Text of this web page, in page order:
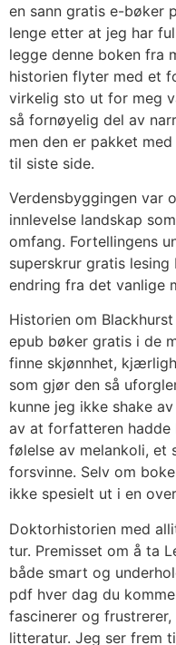
en sann gratis e-bøker
lenge etter at jeg har
legge denne boken fra
historien flyter med et
virkelig sto ut for meg
så fornøyelig del av
men den er pakket
til siste side.
Verdensbyggingen var
innlevelse landskap
omfang. Fortellingens
superskrur gratis
endring fra det vanlige
Historien om
epub bøker gratis i de
finne skjønnhet,
som gjør den så
kunne jeg ikke shake
av at forfatteren hadde
følelse av melankoli, et
forsvinne. Selv om
ikke spesielt ut i en
Doktorhistorien med
tur. Premisset om å ta
både smart og
pdf hver dag du
fascinerer og
litteratur. Jeg ser frem